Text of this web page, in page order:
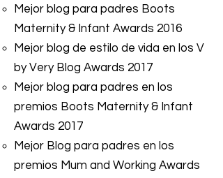
Mejor blog para padres Boots
Maternity & Infant Awards 2016
Mejor blog de estilo de vida en los V
by Very Blog Awards 2017
Mejor blog para padres en los
premios Boots Maternity & Infant
Awards 2017
Mejor Blog para padres en los
premios Mum and Working Awards